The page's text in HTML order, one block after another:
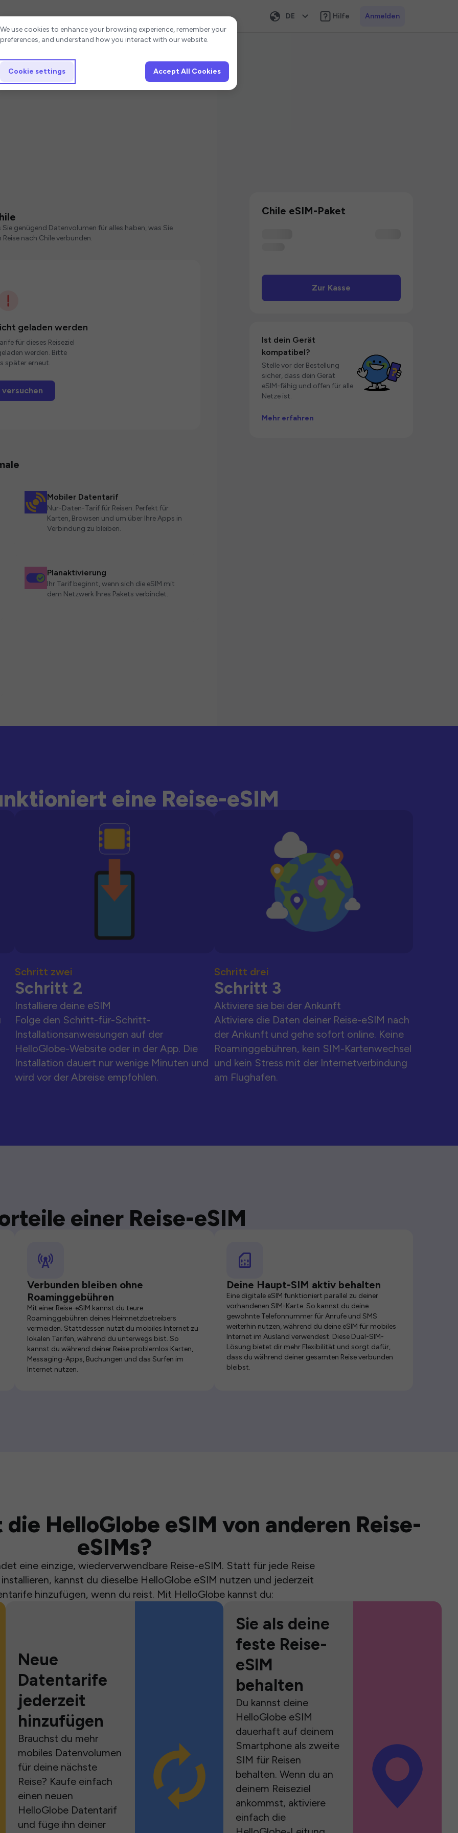
DE Hilfe Anmelden
genügend Datenvolumen für alles haben, was Sie
nach Chile verbunden.
geladen werden
für dieses Reiseziel
werden. Bitte
später erneut.
Mobiler Datentarif
Nur-Daten-Tarif für Reisen. Perfekt für
Karten, Browsen und um über Ihre Apps in
Verbindung zu bleiben.
Planaktivierung
Ihr Tarif beginnt, wenn sich die eSIM mit
dem Netzwerk Ihres Pakets verbindet.
Chile eSIM-Paket
Zur Kasse
Ist dein Gerät
kompatibel?
Stelle vor der Bestellung
sicher, dass dein Gerät
eSIM-fähig und offen für alle
Netze ist.
Mehr erfahren
eine Reise-eSIM
Schritt zwei
Schritt 2
Installiere deine eSIM
Folge den Schritt-für-Schritt-
Installationsanweisungen auf der
HelloGlobe-Website oder in der App. Die
Installation dauert nur wenige Minuten und
wird vor der Abreise empfohlen.
Schritt drei
Schritt 3
Aktiviere sie bei der Ankunft
Aktiviere die Daten deiner Reise-eSIM nach
der Ankunft und gehe sofort online. Keine
Roaminggebühren, kein SIM-Kartenwechsel
und kein Stress mit der Internetverbindung
am Flughafen.
einer Reise-eSIM
Verbunden bleiben ohne
Roaminggebühren
Mit einer Reise-eSIM kannst du teure
Roaminggebühren deines Heimnetzbetreibers
vermeiden. Stattdessen nutzt du mobiles Internet zu
lokalen Tarifen, während du unterwegs bist. So
kannst du während deiner Reise problemlos Karten,
Messaging-Apps, Buchungen und das Surfen im
Internet nutzen.
Deine Haupt-SIM aktiv behalten
Eine digitale eSIM funktioniert parallel zu deiner
vorhandenen SIM-Karte. So kannst du deine
gewohnte Telefonnummer für Anrufe und SMS
weiterhin nutzen, während du deine eSIM für mobiles
Internet im Ausland verwendest. Diese Dual-SIM-
Lösung bietet dir mehr Flexibilität und sorgt dafür,
dass du während deiner gesamten Reise verbunden
bleibst.
HelloGlobe eSIM von anderen Reise-
eSIMs?
eine einzige, wiederverwendbare Reise-eSIM. Statt für jede Reise
kannst du dieselbe HelloGlobe eSIM nutzen und jederzeit
hinzufügen, wenn du reist. Mit HelloGlobe kannst du:
Neue
Datentarife
jederzeit
hinzufügen
Brauchst du mehr
mobiles Datenvolumen
für deine nächste
Reise? Kaufe einfach
einen neuen
HelloGlobe Datentarif
und füge ihn deiner
Sie als deine
feste Reise-
eSIM
behalten
Du kannst deine
HelloGlobe eSIM
dauerhaft auf deinem
Smartphone als zweite
SIM für Reisen
behalten. Wenn du an
deinem Reiseziel
ankommst, aktiviere
einfach die
Cookie settings
We use cookies to enhance your browsing experience, remember your
preferences, and understand how you interact with our website.
Cookie settings Accept All Cookies